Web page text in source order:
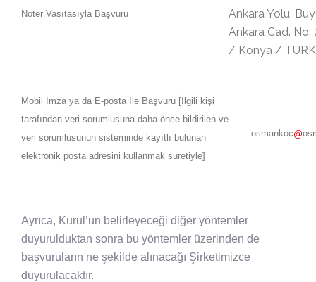
Noter Vasıtasıyla Başvuru
Ankara Yolu,
Ankara Cad.
/ Konya /
Mobil İmza ya da E-posta İle Başvuru [İlgili kişi
tarafından veri sorumlusuna daha önce bildirilen ve
veri sorumlusunun sisteminde kayıtlı bulunan
elektronik posta adresini kullanmak suretiyle]
osmankoc@
Ayrıca, Kurul’un belirleyeceği diğer yöntemler
duyurulduktan sonra bu yöntemler üzerinden de
başvuruların ne şekilde alınacağı Şirketimizce
duyurulacaktır.